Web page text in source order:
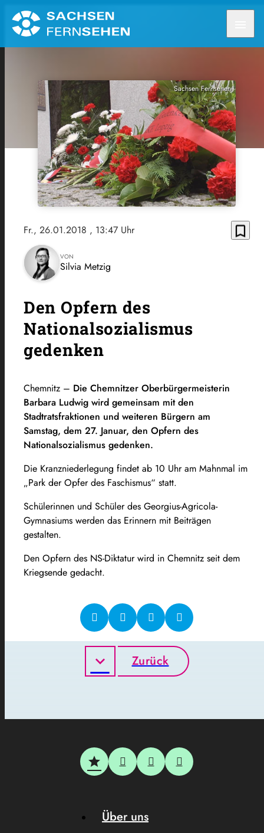
Sachsen Fernsehen
Fr., 26.01.2018 , 13:47 Uhr bookmark_border
VON
Silvia Metzig
Den Opfern des
Nationalsozialismus
gedenken
Chemnitz – Die Chemnitzer Oberbürgermeisterin
Barbara Ludwig wird gemeinsam mit den
Stadtratsfraktionen und weiteren Bürgern am
Samstag, dem 27. Januar, den Opfern des
Nationalsozialismus gedenken.
Die Kranzniederlegung findet ab 10 Uhr am Mahnmal im
„Park der Opfer des Faschismus“ statt.
Schülerinnen und Schüler des Georgius-Agricola-
Gymnasiums werden das Erinnern mit Beiträgen
gestalten.
Den Opfern des NS-Diktatur wird in Chemnitz seit dem
Kriegsende gedacht.
Zurück
Über uns